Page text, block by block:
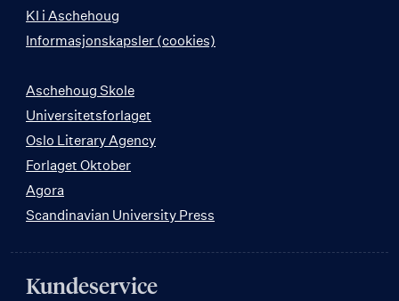
KI i Aschehoug
Informasjonskapsler (cookies)
Aschehoug Skole
Universitetsforlaget
Oslo Literary Agency
Forlaget Oktober
Agora
Scandinavian University Press
Kundeservice